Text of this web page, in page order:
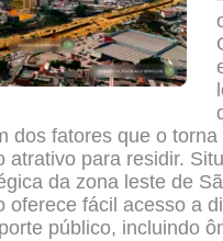
dos fatores que o torna
atrativo para residir.
da zona leste de
oferece fácil acesso a
público, incluindo